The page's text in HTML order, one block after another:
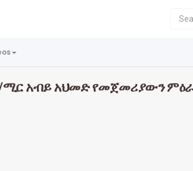
ሚር አብይ አህመድ የመጀመሪያውን